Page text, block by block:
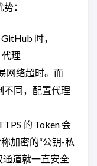
：
时，
理
网络超时。而
不同，配置代理
的 Token 会
加密的“公钥-私
通道就一直安全